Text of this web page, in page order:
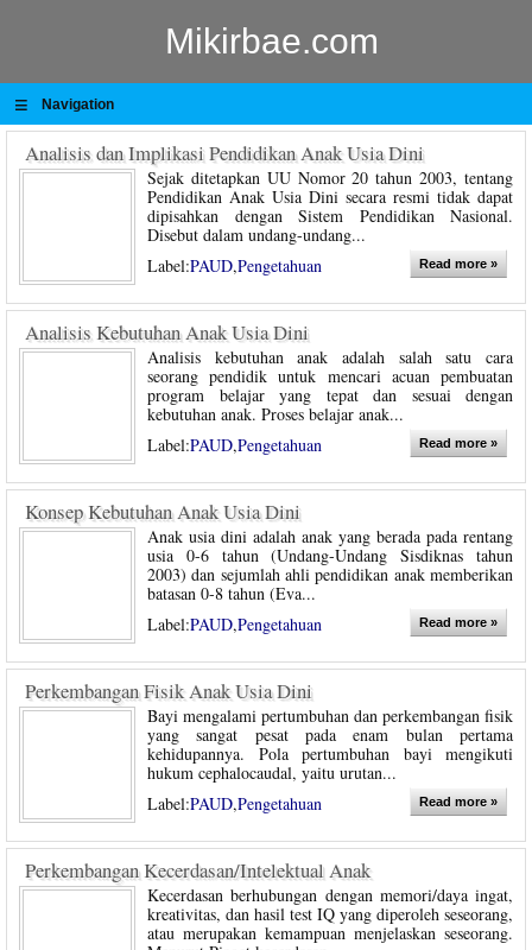
Mikirbae.com
≡ Navigation
Analisis dan Implikasi Pendidikan Anak Usia Dini
Sejak ditetapkan UU Nomor 20 tahun 2003, tentang
Pendidikan Anak Usia Dini secara resmi tidak dapat
dipisahkan dengan Sistem Pendidikan Nasional.
Disebut dalam undang-undang...
Label:PAUD,Pengetahuan Read more »
Analisis Kebutuhan Anak Usia Dini
Analisis kebutuhan anak adalah salah satu cara
seorang pendidik untuk mencari acuan pembuatan
program belajar yang tepat dan sesuai dengan
kebutuhan anak. Proses belajar anak...
Label:PAUD,Pengetahuan Read more »
Konsep Kebutuhan Anak Usia Dini
Anak usia dini adalah anak yang berada pada rentang
usia 0-6 tahun (Undang-Undang Sisdiknas tahun
2003) dan sejumlah ahli pendidikan anak memberikan
batasan 0-8 tahun (Eva...
Label:PAUD,Pengetahuan Read more »
Perkembangan Fisik Anak Usia Dini
Bayi mengalami pertumbuhan dan perkembangan fisik
yang sangat pesat pada enam bulan pertama
kehidupannya. Pola pertumbuhan bayi mengikuti
hukum cephalocaudal, yaitu urutan...
Label:PAUD,Pengetahuan Read more »
Perkembangan Kecerdasan/Intelektual Anak
Kecerdasan berhubungan dengan memori/daya ingat,
kreativitas, dan hasil test IQ yang diperoleh seseorang,
atau merupakan kemampuan menjelaskan seseorang.